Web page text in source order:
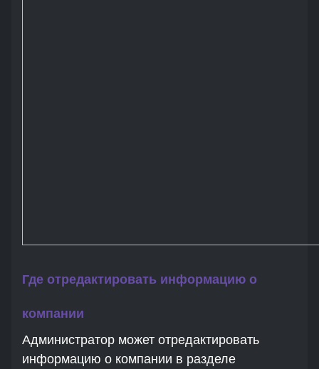
Где отредактировать информацию о
компании
Администратор может отредактировать
информацию о компании в разделе